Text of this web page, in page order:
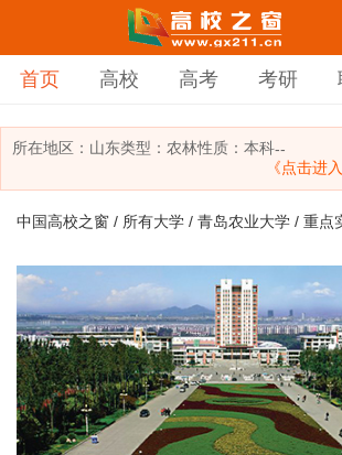
首页 高校 高考 考研
所在地区： 山东类型： 农林性质：本科--
《点击进
中国高校之窗 / 所有大学 / 青岛农业大学 / 重点